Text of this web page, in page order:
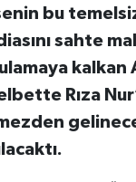
bu
sahte
kalkan
Rıza